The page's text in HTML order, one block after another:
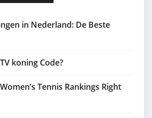
in Nederland: De Beste
koning Code?
Tennis Rankings Right